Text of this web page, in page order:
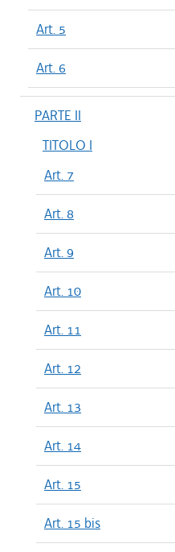
Art. 5
Art. 6
PARTE II
TITOLO I
Art. 7
Art. 8
Art. 9
Art. 10
Art. 11
Art. 12
Art. 13
Art. 14
Art. 15
Art. 15 bis